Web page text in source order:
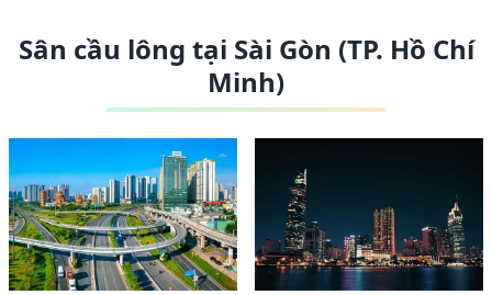
Sân cầu lông tại Sài Gòn (TP. Hồ Chí
Minh)